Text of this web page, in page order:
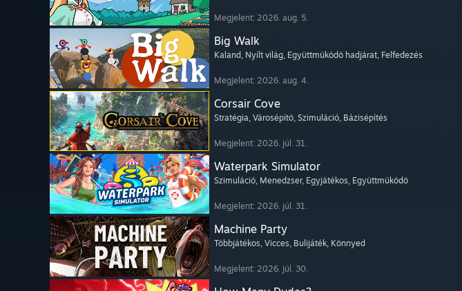
Megjelent: 2026. aug. 5.
Big Walk
Kaland, Nyílt világ, Együttműködő hadjárat, Felfedezés
Megjelent: 2026. aug. 4.
Corsair Cove
Stratégia, Városépítő, Szimuláció, Bázisépítés
Megjelent: 2026. júl. 31.
Waterpark Simulator
Szimuláció, Menedzser, Egyjátékos, Együttműködő
Megjelent: 2026. júl. 31.
Machine Party
Többjátékos, Vicces, Bulijáték, Könnyed
Megjelent: 2026. júl. 30.